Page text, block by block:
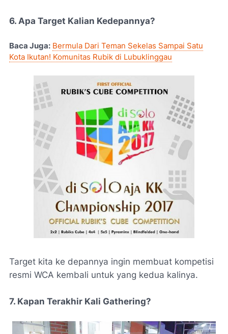
6. Apa Target Kalian Kedepannya?
Baca Juga: Bermula Dari Teman Sekelas Sampai Satu
Kota Ikutan! Komunitas Rubik di Lubuklinggau
Target kita ke depannya ingin membuat kompetisi
resmi WCA kembali untuk yang kedua kalinya.
7. Kapan Terakhir Kali Gathering?